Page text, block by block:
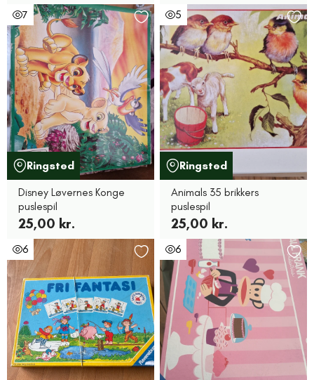
7
Ringsted
Disney Løvernes Konge
puslespil
25,00 kr.
5
Ringsted
Animals 35 brikkers
puslespil
25,00 kr.
6 6